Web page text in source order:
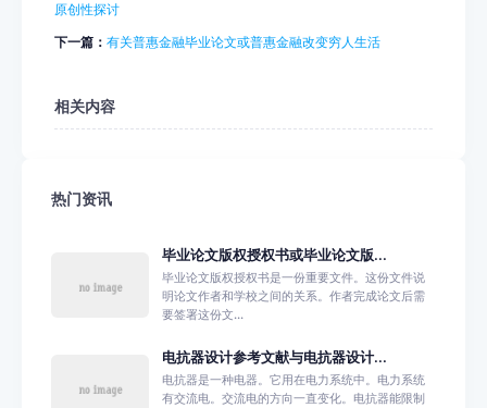
原创性探讨
下一篇： 有关普惠金融毕业论文或普惠金融改变穷人生活
相关内容
热门资讯
毕业论文版权授权书或毕业论文版...
毕业论文版权授权书是一份重要文件。这份文件说
明论文作者和学校之间的关系。作者完成论文后需
要签署这份文...
电抗器设计参考文献与电抗器设计...
电抗器是一种电器。它用在电力系统中。电力系统
有交流电。交流电的方向一直变化。电抗器能限制